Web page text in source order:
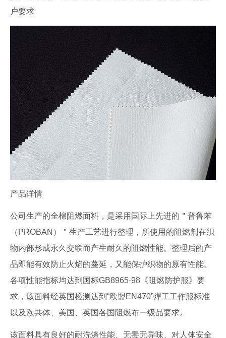
户要求
产品详情
公司生产的全棉阻燃面料，是采用国际上先进的＂普鲁苯
（PROBAN）＂生产工艺进行整理，所使用的阻燃剂在织
物内部形成永久交联而产生耐久的阻燃性能。整理后的产
品即能有效防止火焰的蔓延，又能保护织物的原有性能。
各项性能指标均达到国标GB8965-98《阻燃防护服》要
求，该面料经英国检测达到“欧盟EN470”焊工工作服标准
以及欧共体、美国、英国各国阻燃布一级品要求。
该面料具有良好的耐洗涤性能、无毒无异味、对人体安全